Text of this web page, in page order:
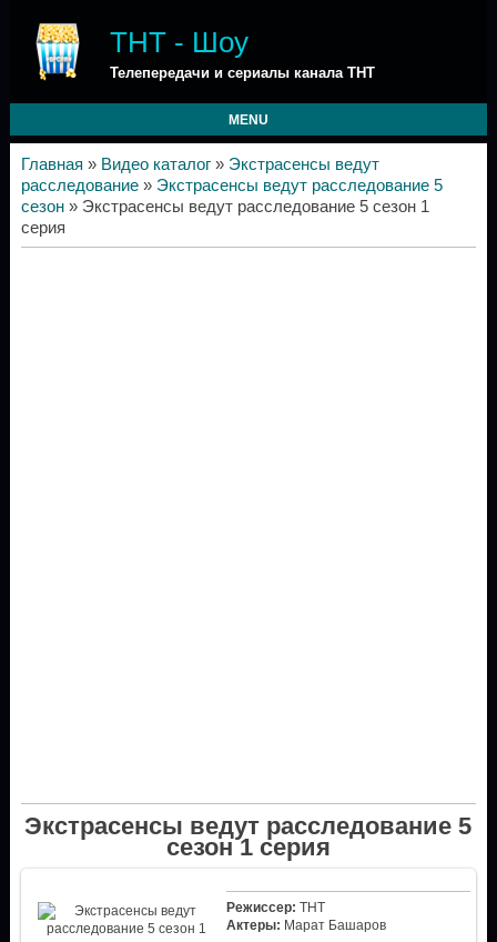
ТНТ - Шоу
Телепередачи и сериалы канала ТНТ
MENU
Главная » Видео каталог» Экстрасенсы ведут
расследование» Экстрасенсы ведут расследование 5
сезон» Экстрасенсы ведут расследование 5 сезон 1
серия
Экстрасенсы ведут расследование 5
сезон 1 серия
Режиссер: ТНТ
Актеры: Марат Башаров